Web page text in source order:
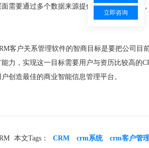
需要通过多个数据来源提供精准的数据模型
客户关系管理软件的智商目标是要把公司
力，实现这一目标需要用户与资历比较高的
创造最佳的商业智能信息管理平台。
本文Tags： CRM crm系统
crm客户管
立即咨询